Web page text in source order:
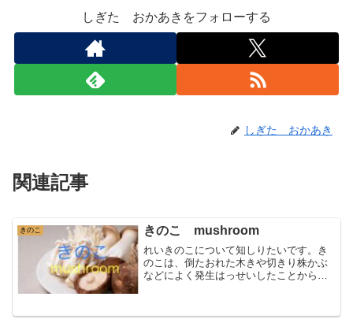
しぎた おかあきをフォローする
しぎた おかあき
関連記事
きのこ きのこ mushroom
れいきのこについて知しりたいです。き
のこは、倒たおれた木きや切きり株かぶ
などによく発生はっせいしたことから